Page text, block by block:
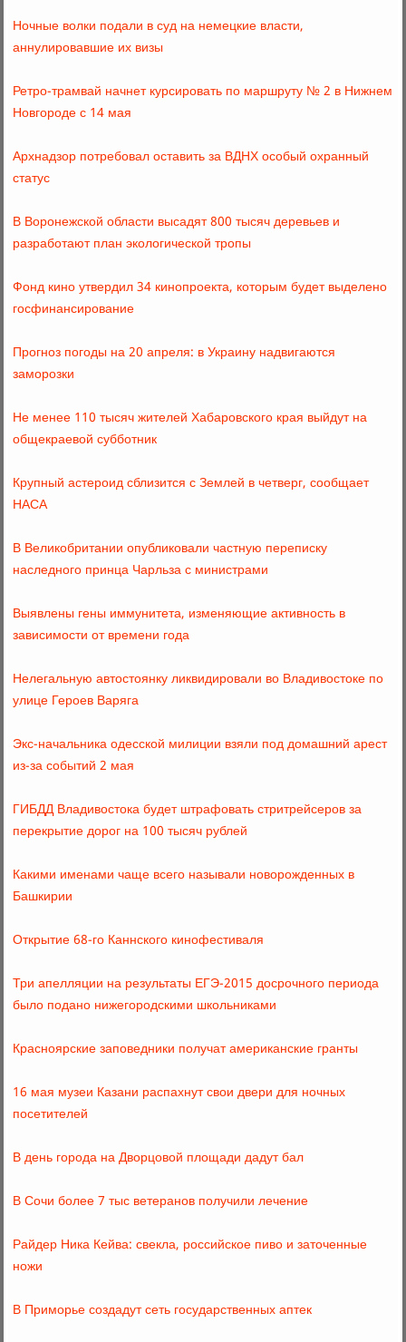
Ночные волки подали в суд на немецкие власти,
аннулировавшие их визы
Ретро-трамвай начнет курсировать по маршруту № 2 в Нижнем
Новгороде с 14 мая
Архнадзор потребовал оставить за ВДНХ особый охранный
статус
В Воронежской области высадят 800 тысяч деревьев и
разработают план экологической тропы
Фонд кино утвердил 34 кинопроекта, которым будет выделено
госфинансирование
Прогноз погоды на 20 апреля: в Украину надвигаются
заморозки
Не менее 110 тысяч жителей Хабаровского края выйдут на
общекраевой субботник
Крупный астероид сблизится с Землей в четверг, сообщает
НАСА
В Великобритании опубликовали частную переписку
наследного принца Чарльза с министрами
Выявлены гены иммунитета, изменяющие активность в
зависимости от времени года
Нелегальную автостоянку ликвидировали во Владивостоке по
улице Героев Варяга
Экс-начальника одесской милиции взяли под домашний арест
из-за событий 2 мая
ГИБДД Владивостока будет штрафовать стритрейсеров за
перекрытие дорог на 100 тысяч рублей
Какими именами чаще всего называли новорожденных в
Башкирии
Открытие 68-го Каннского кинофестиваля
Три апелляции на результаты ЕГЭ-2015 досрочного периода
было подано нижегородскими школьниками
Красноярские заповедники получат американские гранты
16 мая музеи Казани распахнут свои двери для ночных
посетителей
В день города на Дворцовой площади дадут бал
В Сочи более 7 тыс ветеранов получили лечение
Райдер Ника Кейва: свекла, российское пиво и заточенные
ножи
В Приморье создадут сеть государственных аптек